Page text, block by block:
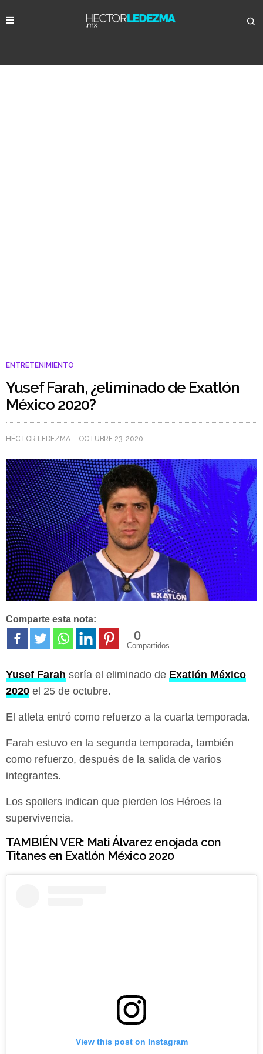
ENTRETENIMIENTO
Yusef Farah, ¿eliminado de Exatlón
México 2020?
HÉCTOR LEDEZMA OCTUBRE 23, 2020
Comparte esta nota:
0
Compartidos
Yusef Farah sería el eliminado de Exatlón México
2020 el 25 de octubre.
El atleta entró como refuerzo a la cuarta temporada.
Farah estuvo en la segunda temporada, también
como refuerzo, después de la salida de varios
integrantes.
Los spoilers indican que pierden los Héroes la
supervivencia.
TAMBIÉN VER: Mati Álvarez enojada con
Titanes en Exatlón México 2020
View this post on Instagram